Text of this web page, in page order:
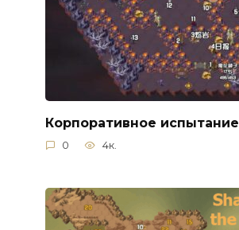
Корпоративное испытание
0 4к.